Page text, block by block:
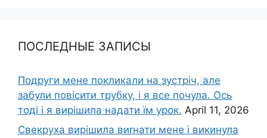
ПОСЛЕДНЫЕ ЗАПИСЫ
Подруги мене покликали на зустріч, але
забули повісити трубку, і я все почула. Ось
тоді і я вирішила надати їм урок. April 11, 2026
Свекруха вирішила виrнати мене і викинула